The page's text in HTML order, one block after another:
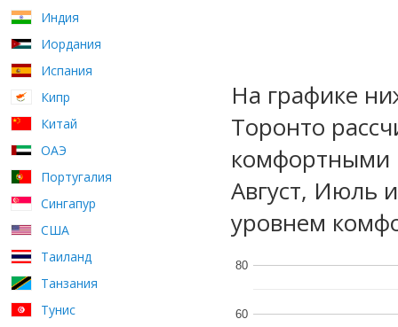
Индия
Иордания
Испания
Кипр
Китай
ОАЭ
Португалия
Сингапур
США
Таиланд
Танзания
Тунис
На графике
Торонто
комфортными
Август, Июль
уровнем
60
80